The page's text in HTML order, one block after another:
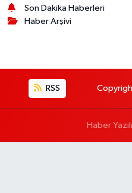
Son Dakika Haberleri
Haber Arşivi
RSS
Haber